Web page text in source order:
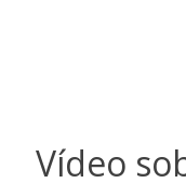
Vídeo